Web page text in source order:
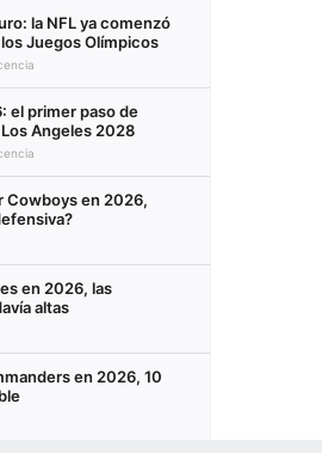
la NFL ya comenzó
Juegos Olímpicos
el primer paso de
Angeles 2028
Cowboys en 2026,
en 2026, las
altas
en 2026, 10